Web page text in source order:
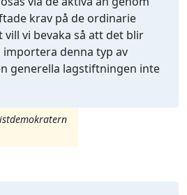
krav på de ordinarie
vi bevaka så att det blir
denna typ av
generella lagstiftningen inte